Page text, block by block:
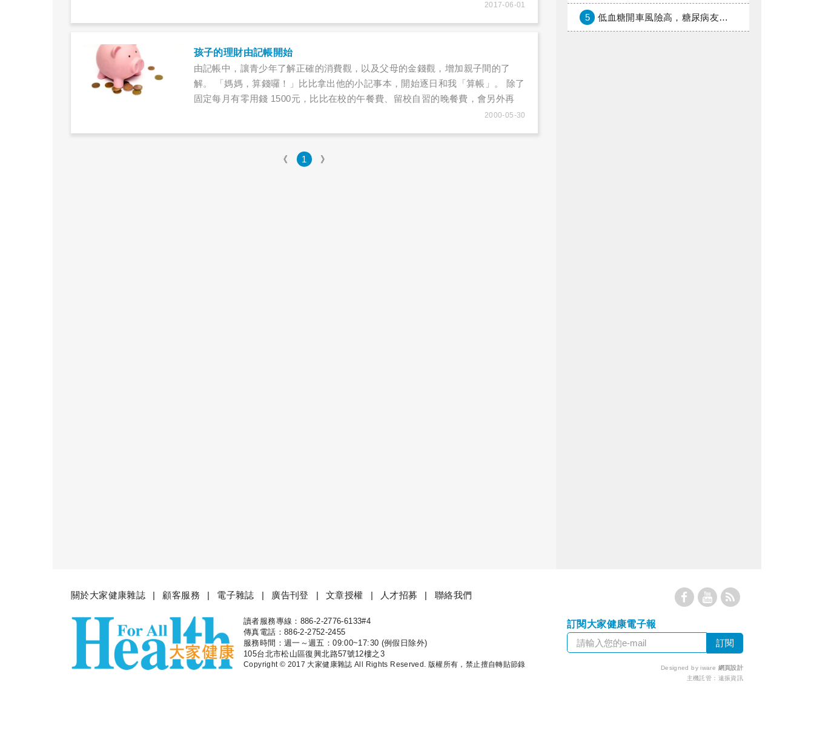
2017-06-01
孩子的理財由記帳開始
由記帳中，讓青少年了解正確的消費觀，以及父母的金錢觀，增加親子間的了
解。 「媽媽，算錢囉！」比比拿出他的小記事本，開始逐日和我「算帳」。 除了
固定每月有零用錢 1500元，比比在校的午餐費、留校自習的晚餐費，會另外再
給。這個高一大男孩有時會「算計」媽媽，什麼和同學看場電影，需要資助啦；
可。可是，說歸說，青少年的倔強，那裡聽得下父母的建議，喔，不，父母的建
2000-05-30
《 1 》
5 低血糖開車風險高，糖尿病友上路必學的安全守則
關於大家健康雜誌 顧客服務 電子雜誌 廣告刊登 文章授權 人才招募 聯絡我們
大家健康
讀者服務專線：886-2-2776-6133#4
傳真電話：886-2-2752-2455
服務時間：週一～週五：09:00~17:30 (例假日除外)
105台北市松山區復興北路57號12樓之3
Copyright © 2017 大家健康雜誌 All Rights Reserved. 版權所有，禁止擅自轉貼節錄
訂閱大家健康電子報
Designed by iware 網頁設計
主機託管： 遠振資訊